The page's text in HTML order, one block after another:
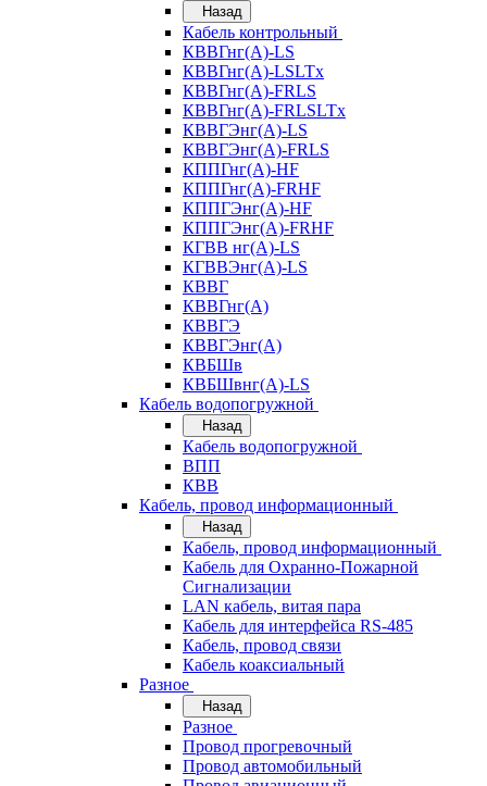
Назад
Кабель контрольный
КВВГнг(А)-LS
КВВГнг(А)-LSLTx
КВВГнг(А)-FRLS
КВВГнг(А)-FRLSLTx
КВВГЭнг(А)-LS
КВВГЭнг(А)-FRLS
КППГнг(А)-HF
КППГнг(А)-FRHF
КППГЭнг(А)-HF
КППГЭнг(А)-FRHF
КГВВ нг(А)-LS
КГВВЭнг(А)-LS
КВВГ
КВВГнг(А)
КВВГЭ
КВВГЭнг(А)
КВБШв
КВБШвнг(А)-LS
Кабель водопогружной
Назад
Кабель водопогружной
ВПП
КВВ
Кабель, провод информационный
Назад
Кабель, провод информационный
Кабель для Охранно-Пожарной
Сигнализации
LAN кабель, витая пара
Кабель для интерфейса RS-485
Кабель, провод связи
Кабель коаксиальный
Разное
Назад
Разное
Провод прогревочный
Провод автомобильный